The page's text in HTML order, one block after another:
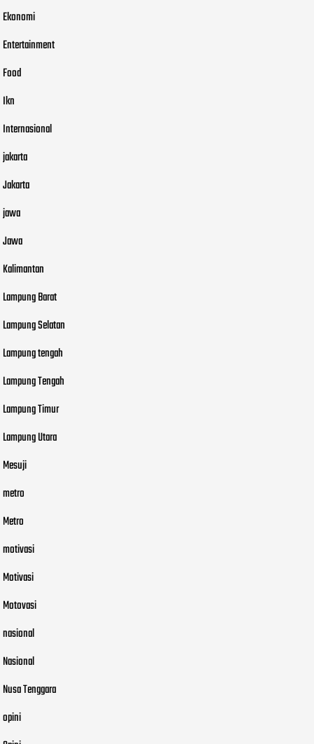
Ekonomi
Entertainment
Food
Ikn
Internasional
jakarta
Jakarta
jawa
Jawa
Kalimantan
Lampung Barat
Lampung Selatan
Lampung tengah
Lampung Tengah
Lampung Timur
Lampung Utara
Mesuji
metro
Metro
motivasi
Motivasi
Motovasi
nasional
Nasional
Nusa Tenggara
opini